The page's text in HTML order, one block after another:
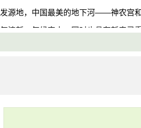
发源地，中国最美的地下河——神农宫
气清新，气候宜人，同时也具有新奇灵
非常有趣。同时，这个景区也是一个非